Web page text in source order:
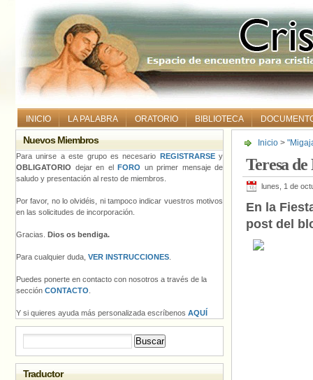
INICIO LA PALABRA ORATORIO BIBLIOTECA
Inicio >
Teresa
lunes, 1 de
En la
post del
Nuevos Miembros
Para unirse a este grupo es necesario REGISTRARSEy
OBLIGATORIO dejar en el FORO un primer mensaje de
saludo y presentación al resto de miembros.
Por favor, no lo olvidéis, ni tampoco indicar vuestros motivos
en las solicitudes de incorporación.
Gracias. Dios os bendiga.
Para cualquier duda, VER INSTRUCCIONES
Puedes ponerte en contacto con nosotros a través de la
sección CONTACTO
Y si quieres ayuda más personalizada escríbenos AQUÍ
Traductor